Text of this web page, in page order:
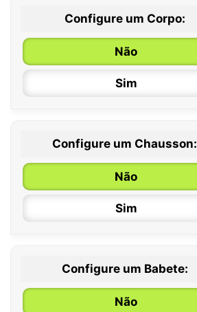
Configure um Corpo:
Não
Sim
0 / 6 meses
6 / 12 meses
12 / 18 meses
Configure um Chausson:
Não
Sim
Configure um Babete:
Não